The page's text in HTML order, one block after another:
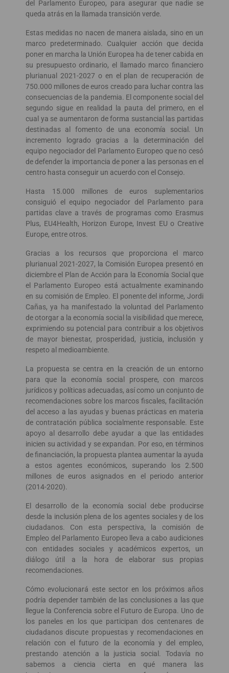
del Parlamento Europeo, para asegurar que nadie se
queda atrás en la llamada transición verde.
Estas medidas no nacen de manera aislada, sino en un
marco predeterminado. Cualquier acción que decida
poner en marcha la Unión Europea ha de tener cabida en
su presupuesto ordinario, el llamado marco financiero
plurianual 2021-2027 o en el plan de recuperación de
750.000 millones de euros creado para luchar contra las
consecuencias de la pandemia. El componente social del
segundo sigue en realidad la pauta del primero, en el
cual ya se aumentaron de forma sustancial las partidas
destinadas al fomento de una economía social. Un
incremento logrado gracias a la determinación del
equipo negociador del Parlamento Europeo que no cesó
de defender la importancia de poner a las personas en el
centro hasta conseguir un acuerdo con el Consejo.
Hasta 15.000 millones de euros suplementarios
consiguió el equipo negociador del Parlamento para
partidas clave a través de programas como Erasmus
Plus, EU4Health, Horizon Europe, Invest EU o Creative
Europe, entre otros.
Gracias a los recursos que proporciona el marco
plurianual 2021-2027, la Comisión Europea presentó en
diciembre el Plan de Acción para la Economía Social que
el Parlamento Europeo está actualmente examinando
en su comisión de Empleo. El ponente del informe, Jordi
Cañas, ya ha manifestado la voluntad del Parlamento
de otorgar a la economía social la visibilidad que merece,
exprimiendo su potencial para contribuir a los objetivos
de mayor bienestar, prosperidad, justicia, inclusión y
respeto al medioambiente.
La propuesta se centra en la creación de un entorno
para que la economía social prospere, con marcos
jurídicos y políticas adecuadas, así como un conjunto de
recomendaciones sobre los marcos fiscales, facilitación
del acceso a las ayudas y buenas prácticas en materia
de contratación pública socialmente responsable. Este
apoyo al desarrollo debe ayudar a que las entidades
inicien su actividad y se expandan. Por eso, en términos
de financiación, la propuesta plantea aumentar la ayuda
a estos agentes económicos, superando los 2.500
millones de euros asignados en el periodo anterior
(2014-2020).
El desarrollo de la economía social debe producirse
desde la inclusión plena de los agentes sociales y de los
ciudadanos. Con esta perspectiva, la comisión de
Empleo del Parlamento Europeo lleva a cabo audiciones
con entidades sociales y académicos expertos, un
diálogo útil a la hora de elaborar sus propias
recomendaciones.
Cómo evolucionará este sector en los próximos años
podría depender también de las conclusiones a las que
llegue la Conferencia sobre el Futuro de Europa. Uno de
los paneles en los que participan dos centenares de
ciudadanos discute propuestas y recomendaciones en
relación con el futuro de la economía y del empleo,
prestando atención a la justicia social. Todavía no
sabemos a ciencia cierta en qué manera las